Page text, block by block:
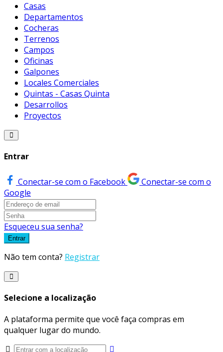
Casas
Departamentos
Cocheras
Terrenos
Campos
Oficinas
Galpones
Locales Comerciales
Quintas - Casas Quinta
Desarrollos
Proyectos
Entrar
Conectar-se com o Facebook
Conectar-se com o
Google
Esqueceu sua senha?
Entrar
Não tem conta? Registrar
Selecione a localização
A plataforma permite que você faça compras em
qualquer lugar do mundo.